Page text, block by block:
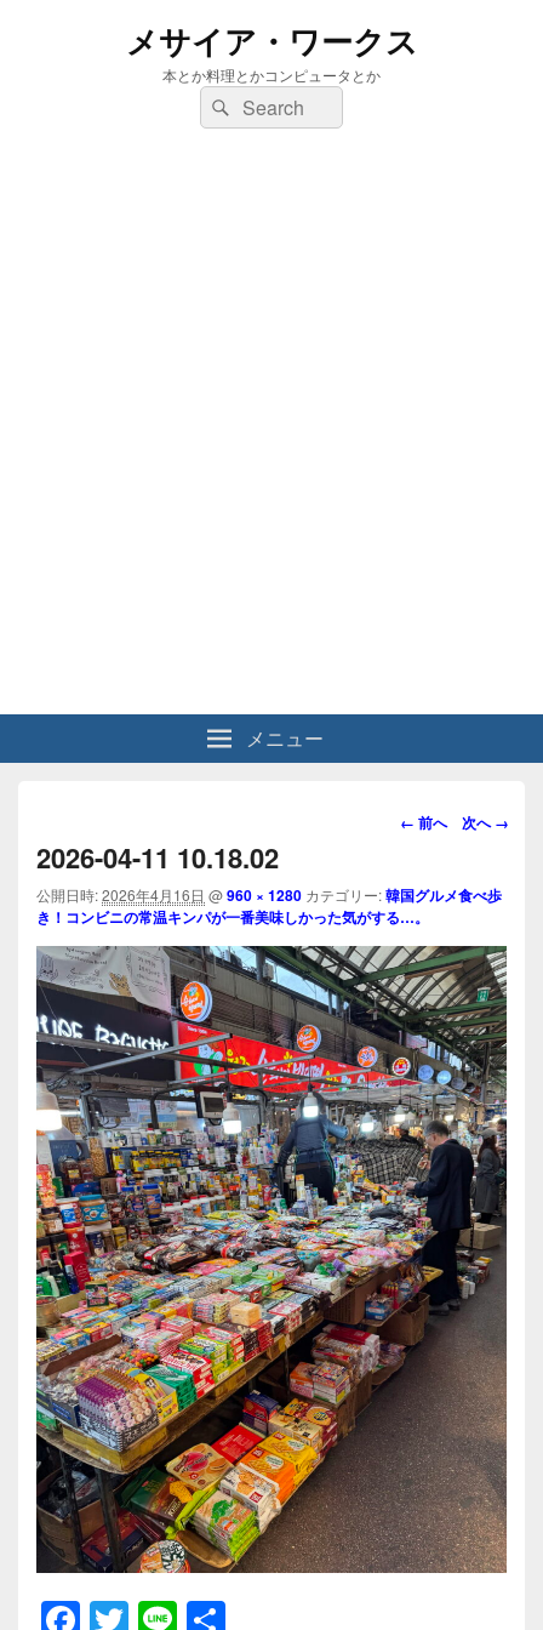
メサイア・ワークス
本とか料理とかコンピュータとか
検
索:
検
索
メニュー
画
ビ
ゲ
ー
シ
ョ
ン
← 前へ 次へ →
2026-04-11 10.18.02
公開日時:2026年4月16日 @960 × 1280 カテゴリー:韓国グルメ食べ歩
き！コンビニの常温キンパが一番美味しかった気がする…。